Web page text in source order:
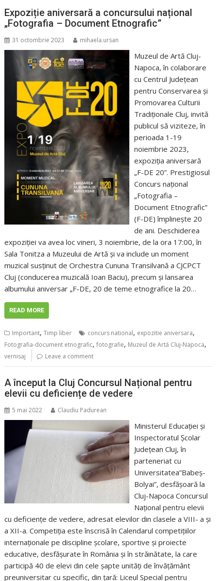
Expoziție aniversară a concursului național
„Fotografia – Document Etnografic”
31 octombrie 2023 mihaela.ursan
Muzeul de Artă Cluj-
Napoca, în colaborare
cu Centrul Județean
pentru Conservarea și
Promovarea Culturii
Tradiționale Cluj, invită
publicul să viziteze, în
perioada 1-19
noiembrie 2023,
expoziția aniversară
„F-DE 20”. Prestigiosul
Concurs naţional
„Fotografia –
Document Etnografic”
(F-DE) împlinește 20
de ani. Deschiderea
expoziției va avea loc vineri, 3 noiembrie, de la ora 17:00, în
Sala Tonitza a Muzeului de Artă și va include un moment
muzical susținut de Orchestra Cununa Transilvană a CJCPCT
Cluj (conducerea muzicală Ioan Baciu), precum și lansarea
albumului aniversar „F-DE, 20 de teme etnografice la 20…
READ MORE
Important,Timp liber concurs national, expozitie aniversara,
Fotografia-document etnografic,fotografie, Muzeul de Artă Cluj-Napoca,
vernisaj Leave a comment
A început la Cluj Concursul Național pentru
elevii cu deficiențe de vedere
5 mai 2022 Claudiu Padurean
Ministerul Educației și
Inspectoratul Școlar
Județean Cluj, în
parteneriat cu
Universitatea”Babeș-
Bolyai”, desfășoară la
Cluj-Napoca Concursul
Național pentru elevii
cu deficiențe de vedere, adresat elevilor din clasele a VIII- a și
a XII-a. Competiția este înscrisă în Calendarul competițiilor
internaționale pe discipline școlare, sportive și proiecte
educative, desfășurate în România și în străinătate, la care
participă 40 de elevi din cele șapte unități de învățământ
preuniversitar cu specific, din țară: Liceul Special pentru